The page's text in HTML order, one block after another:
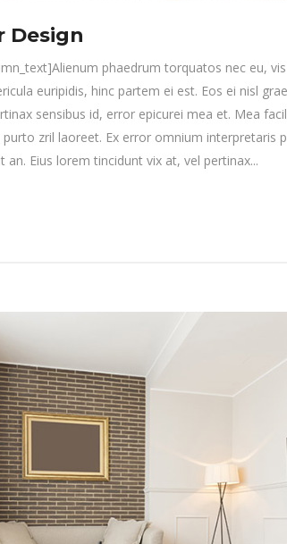
Design
phaedrum torquatos nec eu,
euripidis, hinc partem ei est. Eos ei nisl
sensibus id, error epicurei mea et. Mea
zril laoreet. Ex error omnium interpretaris
an. Eius lorem tincidunt vix at, vel pertinax...